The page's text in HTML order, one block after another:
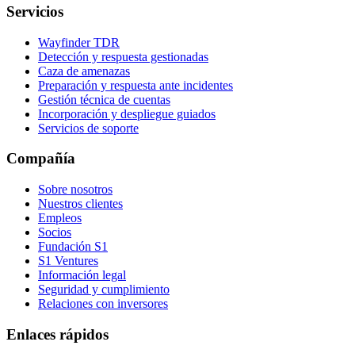
Servicios
Wayfinder TDR
Detección y respuesta gestionadas
Caza de amenazas
Preparación y respuesta ante incidentes
Gestión técnica de cuentas
Incorporación y despliegue guiados
Servicios de soporte
Compañía
Sobre nosotros
Nuestros clientes
Empleos
Socios
Fundación S1
S1 Ventures
Información legal
Seguridad y cumplimiento
Relaciones con inversores
Enlaces rápidos